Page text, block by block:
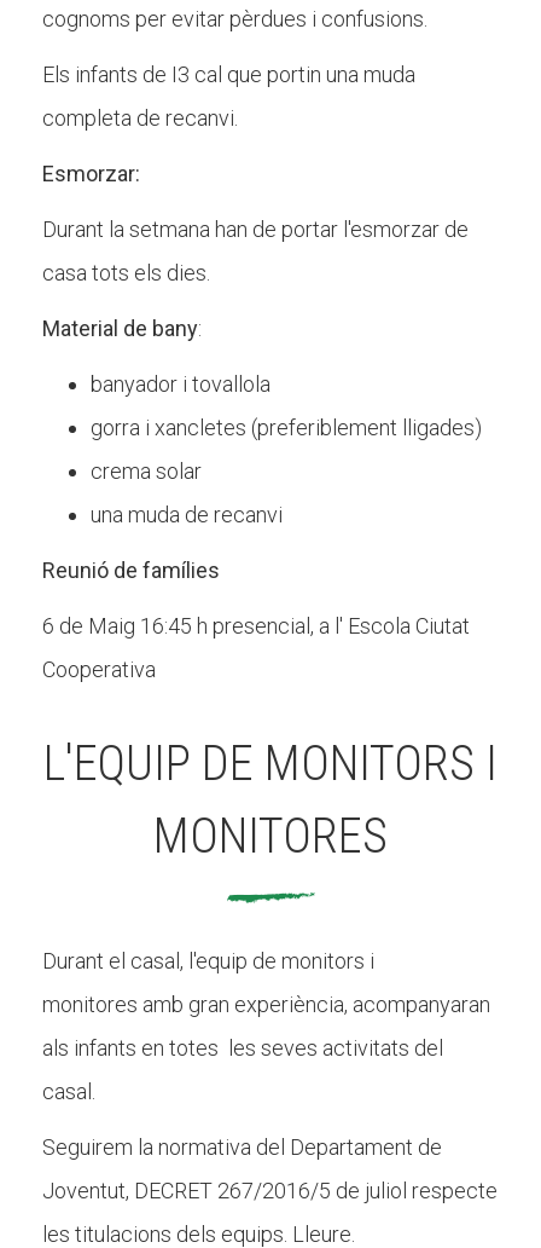
cognoms per evitar pèrdues i confusions.
Els infants de I3 cal que portin una muda
completa de recanvi.
Esmorzar:
Durant la setmana han de portar l'esmorzar de
casa tots els dies.
Material de bany:
banyador i tovallola
gorra i xancletes (preferiblement lligades)
crema solar
una muda de recanvi
Reunió de famílies
6 de Maig 16:45 h presencial, a l' Escola Ciutat
Cooperativa
L'EQUIP DE MONITORS I
MONITORES
Durant el casal, l'equip de monitors i
monitores amb gran experiència, acompanyaran
als infants en totes les seves activitats del
casal.
Seguirem la normativa del Departament de
Joventut, DECRET 267/2016/5 de juliol respecte
les titulacions dels equips. Lleure.